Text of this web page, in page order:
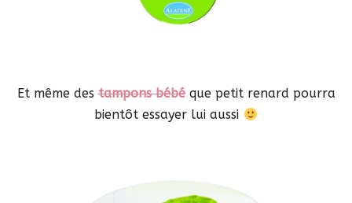
Et même des tampons bébéque petit renard pourra
bientôt essayer lui aussi